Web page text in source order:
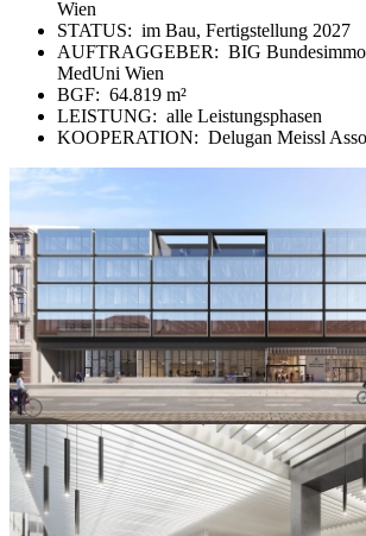
Wien
STATUS: im Bau, Fertigstellung 2027
AUFTRAGGEBER: BIG
MedUni Wien
BGF: 64.819 m²
LEISTUNG: alle Leistungsphasen
KOOPERATION: Delugan Meissl